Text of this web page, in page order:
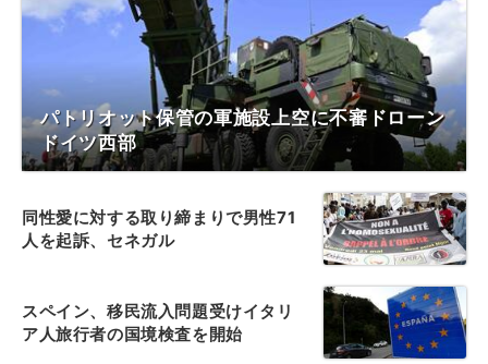
パトリオット保管の軍施設上空に不審ドローン
ドイツ西部
同性愛に対する取り締まりで男性71
人を起訴、セネガル
スペイン、移民流入問題受けイタリ
ア人旅行者の国境検査を開始